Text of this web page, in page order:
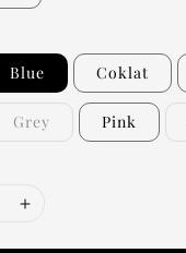
Blue Coklat
Grey Pink